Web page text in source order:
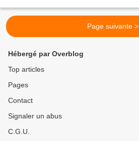
Page suivante >
Hébergé par Overblog
Top articles
Pages
Contact
Signaler un abus
C.G.U.